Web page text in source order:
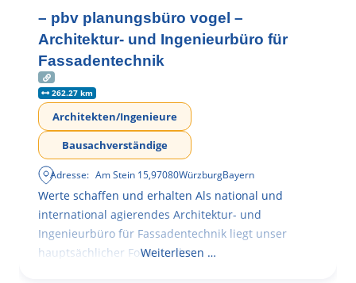
– pbv planungsbüro vogel –
Architektur- und Ingenieurbüro für
Fassadentechnik
262.27 km
Architekten/Ingenieure
Bausachverständige
Adresse: Am Stein 15,97080WürzburgBayern
Werte schaffen und erhalten Als national und
international agierendes Architektur- und
Ingenieurbüro für Fassadentechnik liegt unser
hauptsächlicher Fokus in der
Weiterlesen …